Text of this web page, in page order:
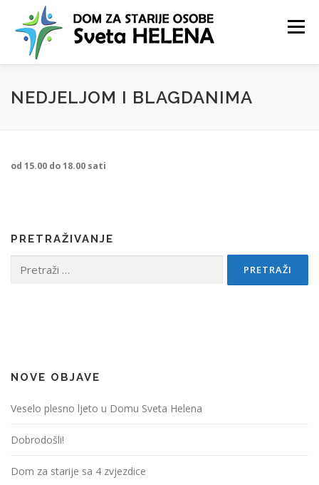
sadržaj
Izbornik
NASLOVNICA O DOMU USLUGE VIJESTI
NEDJELJOM I BLAGDANIMA
od 15.00 do 18.00 sati
PRETRAŽIVANJE
NOVE OBJAVE
Veselo plesno ljeto u Domu Sveta Helena
Dobrodošli!
Dom za starije sa 4 zvjezdice